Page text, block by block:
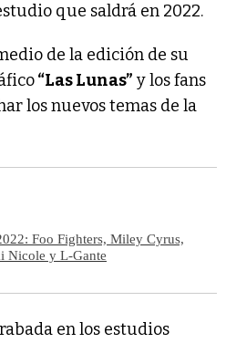
que saldrá en 2022.
de la edición de su
“Las Lunas” y los fans
los nuevos temas de la
Foo Fighters, Miley Cyrus,
Nicole y L-Gante
en los estudios